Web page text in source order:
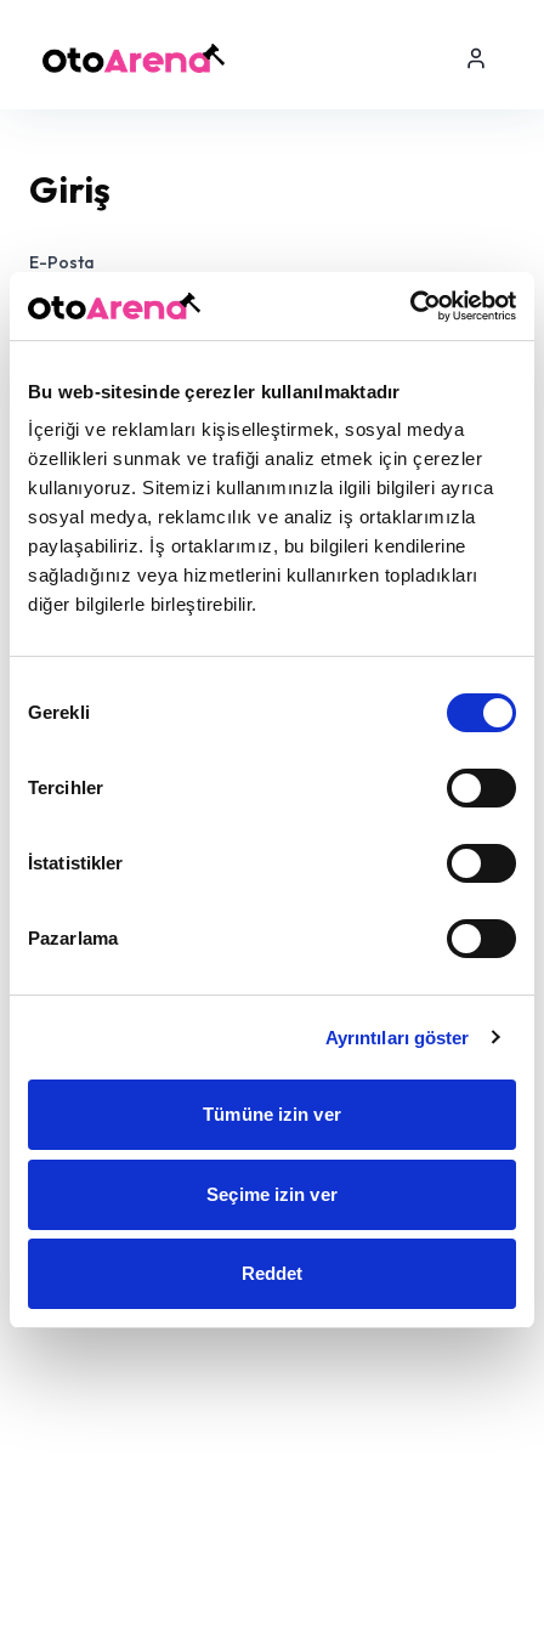
Bu web-sitesinde çerezler kullanılmaktadır
İçeriği ve reklamları kişiselleştirmek, sosyal medya
özellikleri sunmak ve trafiği analiz etmek için çerezler
kullanıyoruz. Sitemizi kullanımınızla ilgili bilgileri ayrıca
sosyal medya, reklamcılık ve analiz iş ortaklarımızla
paylaşabiliriz. İş ortaklarımız, bu bilgileri kendilerine
sağladığınız veya hizmetlerini kullanırken topladıkları
diğer bilgilerle birleştirebilir.
Seçimi
Gerekli
Tercihler
İstatistikler
Pazarlama
Ayrıntıları göster
Tümüne izin ver
Seçime izin ver
Reddet
Giriş
E-Posta
Şifrenizi mi unuttunuz ?